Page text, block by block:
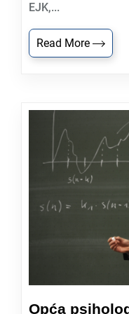
EJK,...
Read More
Opća